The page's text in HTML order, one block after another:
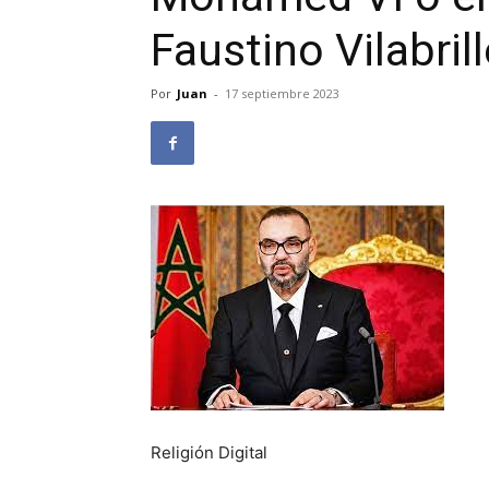
Faustino
Por Juan - 17 septiembre 2023
Religión Digital